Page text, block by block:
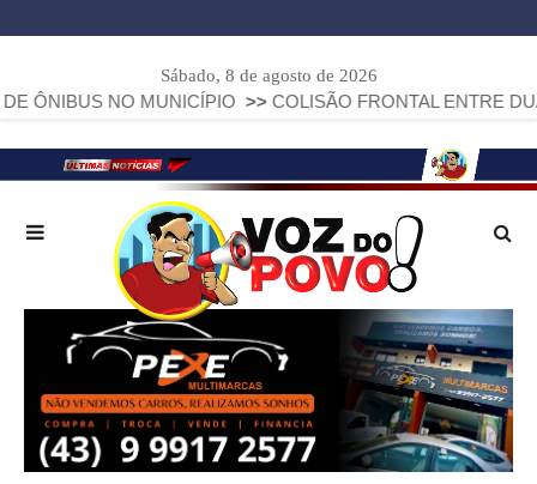
Sábado, 8 de agosto de 2026
NO MUNICÍPIO >> COLISÃO FRONTAL ENTRE DUAS FIAT